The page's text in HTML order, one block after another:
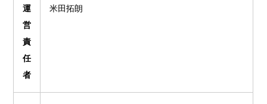
運
営
責
任
者
米田拓朗